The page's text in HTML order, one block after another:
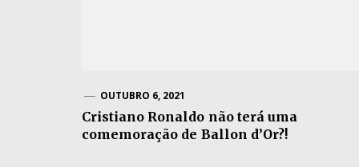
OUTUBRO 6, 2021
Cristiano Ronaldo não terá uma
comemoração de Ballon d’Or?!